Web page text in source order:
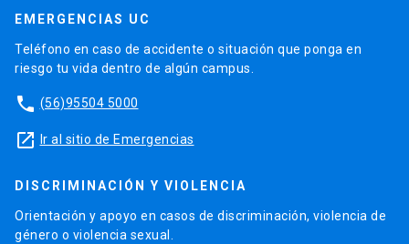
EMERGENCIAS UC
Teléfono en caso de accidente o situación que ponga en
riesgo tu vida dentro de algún campus.
phone (56)95504 5000
launch Ir al sitio de Emergencias
DISCRIMINACIÓN Y VIOLENCIA
Orientación y apoyo en casos de discriminación, violencia de
género o violencia sexual.